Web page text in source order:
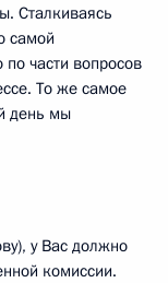
Сталкиваясь
самой
части вопросов
То же самое
день мы
у Вас должно
комиссии.